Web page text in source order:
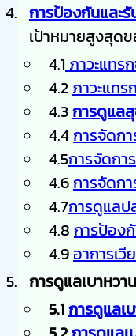
การป้องกันและ
เป้าหมายสูงสุด
4.1ภาวะแทร
4.2ภาวะแทร
4.3การดูแล
4.4การจัดก
4.5การจัดกา
4.6การจัดกา
4.7การดูแลป
4.8 การป้อง
4.9อาการเวี
การดูแลเบาหว
5.1การดูแลเ